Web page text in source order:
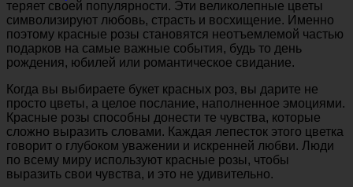
теряет своей популярности. Эти великолепные цветы
символизируют любовь, страсть и восхищение. Именно
поэтому красные розы становятся неотъемлемой частью
подарков на самые важные события, будь то день
рождения, юбилей или романтическое свидание.
Когда вы выбираете букет красных роз, вы дарите не
просто цветы, а целое послание, наполненное эмоциями.
Красные розы способны донести те чувства, которые
сложно выразить словами. Каждая лепесток этого цветка
говорит о глубоком уважении и искренней любви. Люди
по всему миру используют красные розы, чтобы
выразить свои чувства, и это не удивительно.